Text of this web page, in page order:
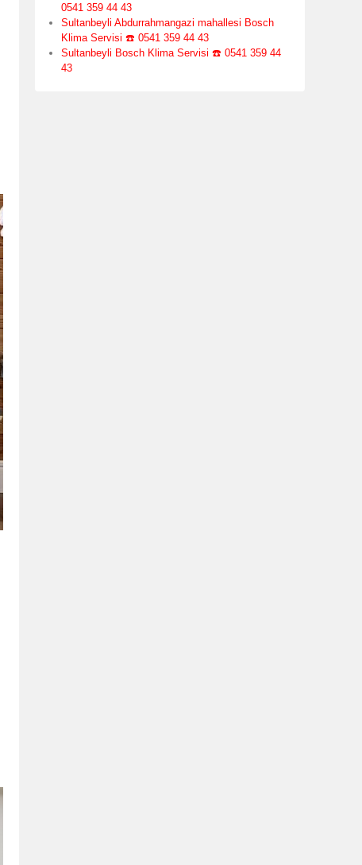
0541 359 44 43
Sultanbeyli Abdurrahmangazi mahallesi Bosch
Klima Servisi ☎️ 0541 359 44 43
Sultanbeyli Bosch Klima Servisi ☎️ 0541 359 44
43